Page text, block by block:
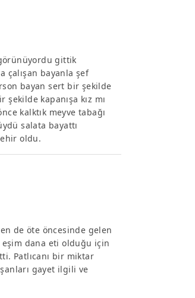
gittik
çalışan bayanla şef
bayan sert bir şekilde
kapanışa kız mı
kalktık meyve tabağı
salata bayattı
oldu.
de öte öncesinde gelen
eşim dana eti olduğu için
Patlıcanı bir miktar
gayet ilgili ve